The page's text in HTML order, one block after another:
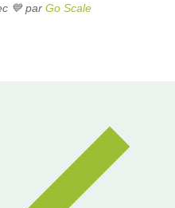
💙 parGo Scale